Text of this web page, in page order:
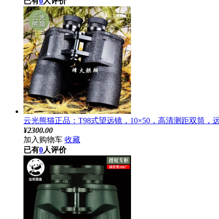
云光熊猫正品：T98式望远镜，10×50，高清测距双筒，
¥2300.00
加入购物车 收藏
已有0人评价